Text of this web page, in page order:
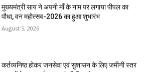
मुख्यमंत्री साय ने अपनी माँ के नाम पर लगाया पीपल का
पौधा, वन महोत्सव-2026 का हुआ शुभारंभ
August 5, 2026
कर्तव्यनिष्ठ होकर जनसेवा एवं सुशासन के लिए जमीनी स्तर